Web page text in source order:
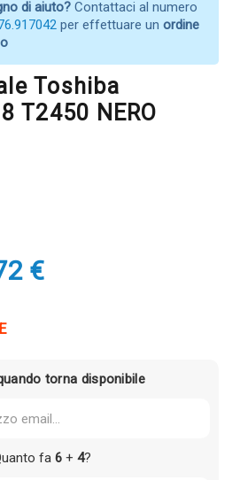
di aiuto? Contattaci al numero
per effettuare un ordine
Toshiba
T2450 NERO
€Il
prezzo
torna disponibile
fa 6+ 4?